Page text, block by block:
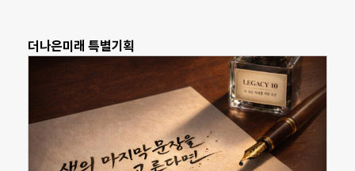
더나은미래 특별기획